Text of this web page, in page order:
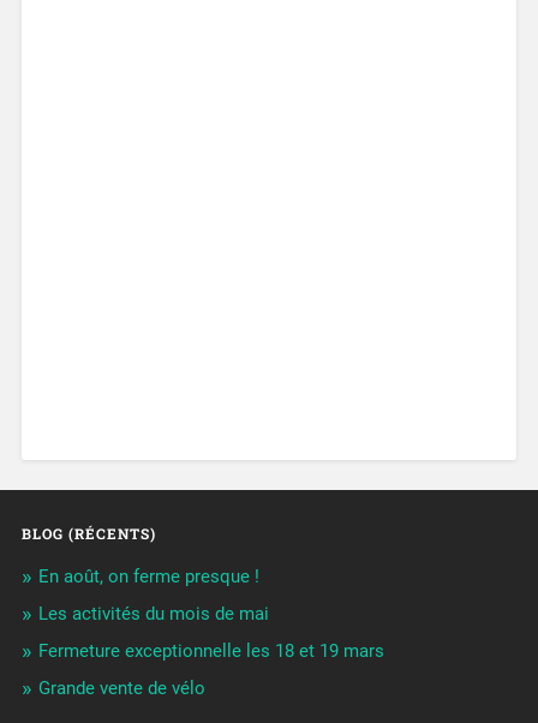
BLOG (RÉCENTS)
En août, on ferme presque !
Les activités du mois de mai
Fermeture exceptionnelle les 18 et 19 mars
Grande vente de vélo